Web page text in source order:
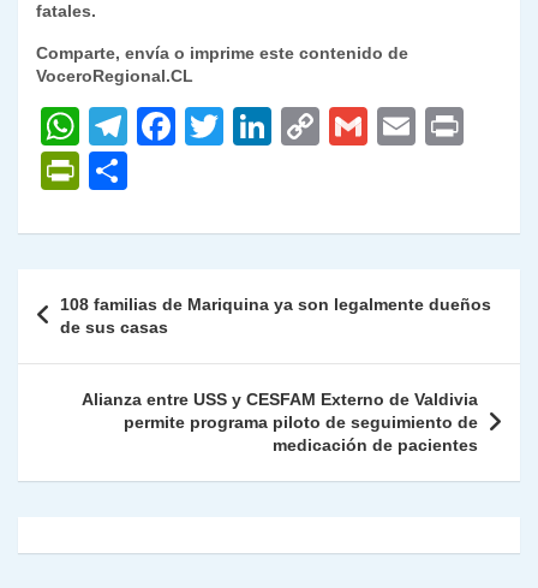
fatales.
Comparte, envía o imprime este contenido de
VoceroRegional.CL
W
h
at
s
p
p
T
gr
m
F
e
o
o
k
T
er
Li
e
n
C
y
n
k
G
l
E
l
P
nt
Fr
ie
n
dl
m
p
ar
tir
de
entradas
108 familias de Mariquina ya son legalmente dueños
de sus casas
Alianza entre USS y CESFAM Externo de Valdivia
permite programa piloto de seguimiento de
medicación de pacientes